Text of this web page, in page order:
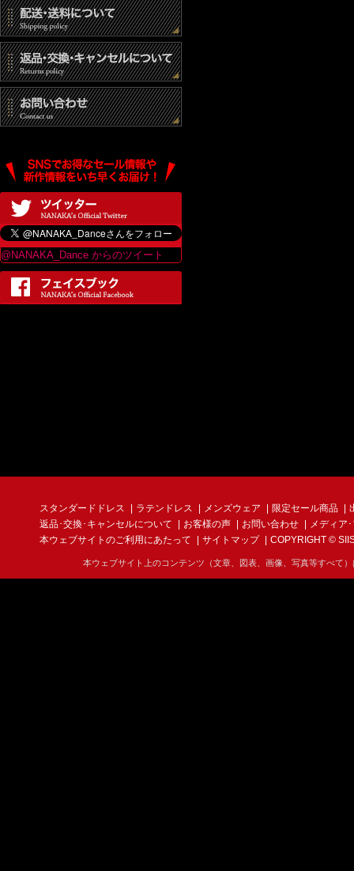
@NANAKA_Dance からのツイート
スタンダードドレス ラテンドレス メンズウェア 限定セール商品
返品･交換･キャンセルについて
お客様の声 お問い合わせ
メディア
本ウェブサイトのご利用にあたって
サイトマップ COPYRIGHT ©
本ウェブサイト上のコンテンツ（文章、図表、画像、写真等すべて